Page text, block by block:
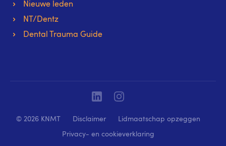
Nieuwe leden
NT/Dentz
Dental Trauma Guide
© 2026 KNMT Disclaimer Lidmaatschap opzeggen
Privacy- en cookieverklaring
Linkedin